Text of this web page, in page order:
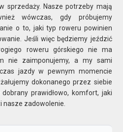
sprzedaży. Nasze potrzeby mają
wówczas, gdy próbujemy
o to, jaki typ roweru powinien
Jeśli więc będziemy jeździć
roweru górskiego nie ma
nie zaimponujemy, a my sami
jazdy w pewnym momencie
dokonanego przez siebie
prawidłowo, komfort, jaki
zadowolenie.